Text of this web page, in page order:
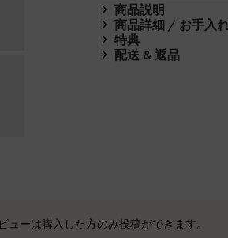
商品説明
商品詳細 / お手入
特典
配送 & 返品
ューは購入した方のみ投稿ができます。